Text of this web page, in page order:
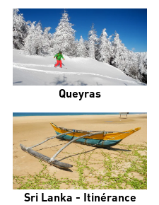
Queyras
Sri Lanka - Itinérance